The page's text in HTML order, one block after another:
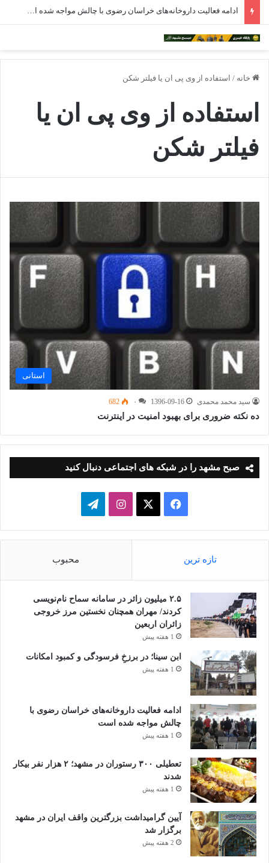
ادامه فعالیت داروخانه‌های خراسان رضوی با چالش مواجه شده است
خانه / استفاده از وی پی ان یا فیلتر شکن
استفاده از وی پی ان یا
فیلتر شکن
استانی
سید محمد محمدی 1396-09-16 ۰ 682
ده نکته‌ ضروری برای بهبود امنیت در اینترنت
صبح مشهد را در شبکه های اجتماعی دنبال کنید
فیسبوک ایکساینستاگرامتلگرام
تازه ترین محبوب
۲.۵ میلیون زائر در سامانه سماح نام‌نویسی
کردند/ مهران همچنان نخستین مرز خروجی
زائران اربعین
1 هفته پیش
ابن سینا؛ در برزخِ فرسودگی و کمبود امکانات
1 هفته پیش
ادامه فعالیت داروخانه‌های خراسان رضوی با
چالش مواجه شده است
1 هفته پیش
تعطیلی ۳۰۰ رستوران در مشهد؛ ۲ هزار نفر بیکار
شدند
1 هفته پیش
آیین گرامیداشت بزرگترین واقف ایران در مشهد
برگزار شد
2 هفته پیش